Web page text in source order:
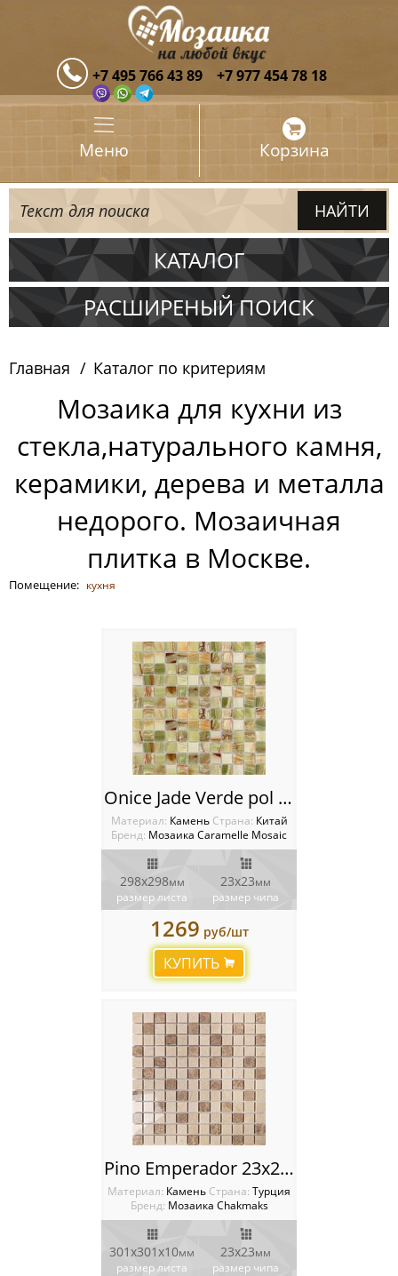
+7 495 766 43 89 +7 977 454 78 18
Меню Корзина
КАТАЛОГ
Испания
Китай
Россия
РАСШИРЕНЫЙ ПОИСК
Главная Каталог по критериям
Мозаика для кухни из
стекла,натурального камня,
керамики, дерева и металла
недорого. Мозаичная
плитка в Москве.
Помещение: кухня
Onice Jade Verde pol Мозаика Caramelle mosaic Pietrine
Материал: Камень Cтрана: Китай
Бренд: Мозаика Caramelle Mosaic
298x298мм
размер листа
23x23мм
размер чипа
1269 руб/шт
КУПИТЬ
Pino Emperador 23x23 Мозаика Chakmaks
Материал: Камень Cтрана: Турция
Бренд: Мозаика Chakmaks
301х301х10мм
размер листа
23х23мм
размер чипа